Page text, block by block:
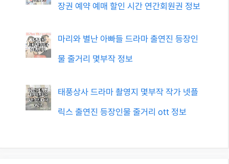
장권 예약 예매 할인 시간 연간회원권 정보
마리와 별난 아빠들 드라마 출연진 등장인
물 줄거리 몇부작 정보
태풍상사 드라마 촬영지 몇부작 작가 넷플
릭스 출연진 등장인물 줄거리 ott 정보